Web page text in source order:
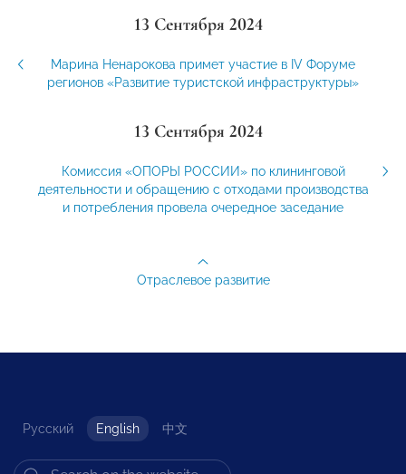
13 Сентября 2024
Марина Ненарокова примет участие в IV Форуме
регионов «Развитие туристской инфраструктуры»
13 Сентября 2024
Комиссия «ОПОРЫ РОССИИ» по клининговой
деятельности и обращению с отходами производства
и потребления провела очередное заседание
Отраслевое развитие
Русский English 中文